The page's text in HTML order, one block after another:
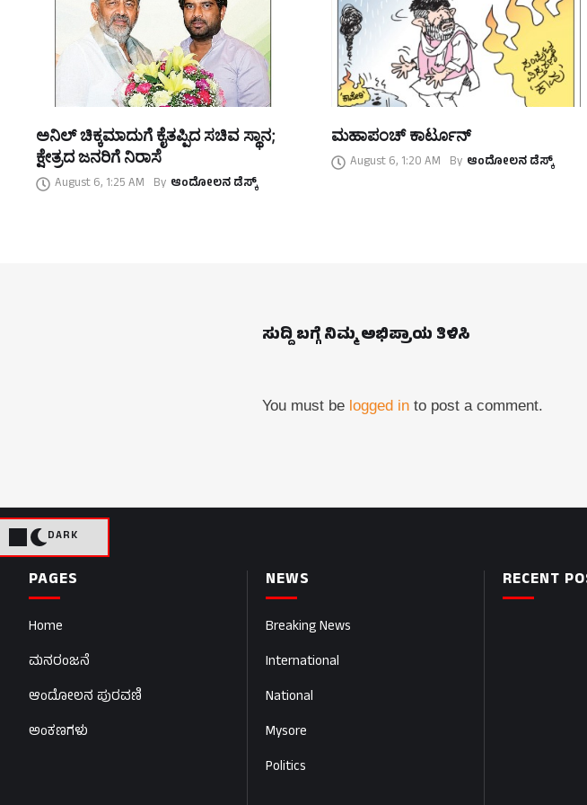
DARK
ಅನಿಲ್ ಚಿಕ್ಕಮಾದುಗೆ ಕೈತಪ್ಪಿದ ಸಚಿವ ಸ್ಥಾನ;
ಕ್ಷೇತ್ರದ ಜನರಿಗೆ ನಿರಾಸೆ
August 6, 1:25 AM By ಆಂದೋಲನ ಡೆಸ್ಕ್
ಮಹಾಪಂಚ್‌ ಕಾರ್ಟೂನ್‌
August 6, 1:20 AM By ಆಂದೋಲನ ಡೆಸ್ಕ್
ಸುದ್ದಿ ಬಗ್ಗೆ ನಿಮ್ಮ ಅಭಿಪ್ರಾಯ ತಿಳಿಸಿ
You must be logged in to post a comment.
PAGES
Home
ಮನರಂಜನೆ
ಆಂದೋಲನ ಪುರವಣಿ
ಅಂಕಣಗಳು
NEWS
Breaking News
International
National
Mysore
Politics
RECENT